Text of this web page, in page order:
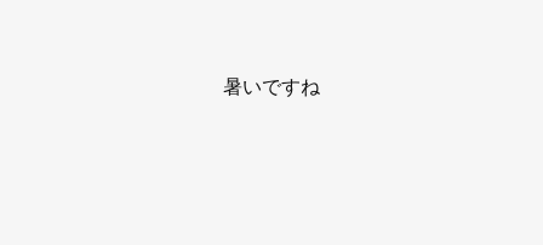
暑いですね